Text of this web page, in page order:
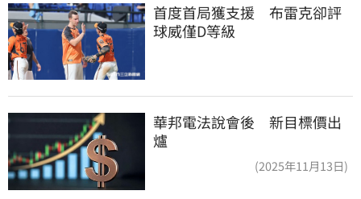
首度首局獲支援　布雷克卻評
球威僅D等級
華邦電法說會後 新目標價出
爐
(2025年11月13日)